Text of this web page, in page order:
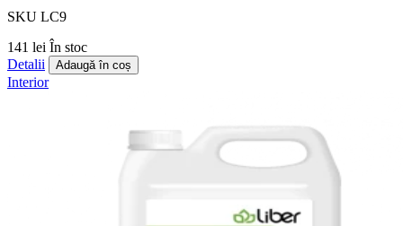
SKU LC9
141 lei În stoc
Detalii
Adaugă în coș
Interior